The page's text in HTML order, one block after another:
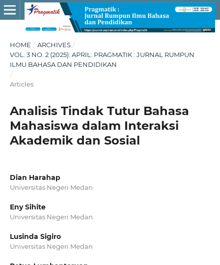
HOME / ARCHIVES /
VOL. 3 NO. 2 (2025): APRIL: PRAGMATIK : JURNAL RUMPUN
ILMU BAHASA DAN PENDIDIKAN
/
Articles
Analisis Tindak Tutur Bahasa
Mahasiswa dalam Interaksi
Akademik dan Sosial
Dian Harahap
Universitas Negeri Medan
Eny Sihite
Universitas Negeri Medan
Lusinda Sigiro
Universitas Negeri Medan